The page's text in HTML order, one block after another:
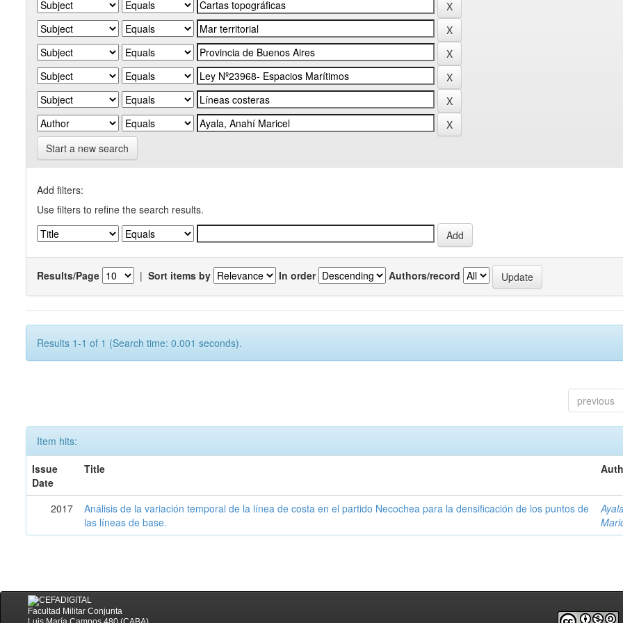
Start a new search
Add filters:
Use filters to refine the search results.
Results/Page | Sort items by In order Authors/record
Results 1-1 of 1 (Search time: 0.001 seconds).
previous
Item hits:
Issue
Date
Title
2017
Análisis de la variación temporal de la línea de costa en el partido Necochea para la densificación de los puntos de
las líneas de base.
Facultad Militar Conjunta